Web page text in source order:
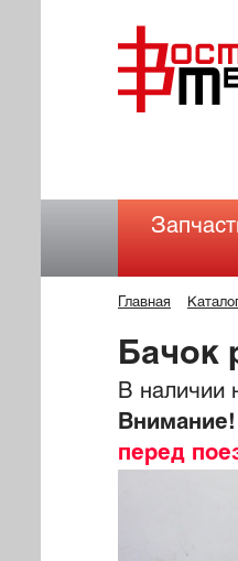
Главная
Бачок
В наличии
Внимание!
перед